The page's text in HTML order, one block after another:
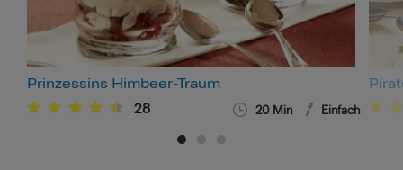
Prinzessins Himbeer-Traum
28 20 Min Einfach